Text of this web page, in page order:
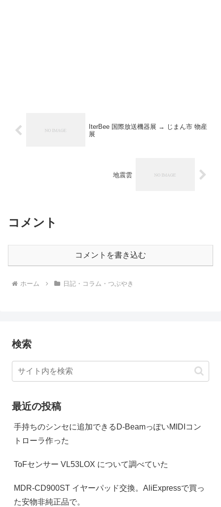
IterBee 国際放送機器展 → じまん市 物産
展
地震雲
コメント
コメントを書き込む
ホーム 日記・コラム・つぶやき
検索
最近の投稿
手持ちのシンセに追加できるD-BeamっぽいMIDIコン
トローラ作った
ToFセンサー VL53LOX について調べていた
MDR-CD900ST イヤーパッド交換。AliExpressで買っ
た安物非純正品で。